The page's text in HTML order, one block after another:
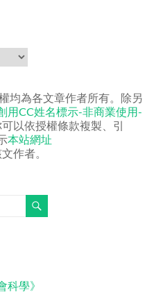
均為各文章作者所有。除另
用CC姓名標示-非商業使用-
以依授權條款複製、引
本站網址
作者。
學》